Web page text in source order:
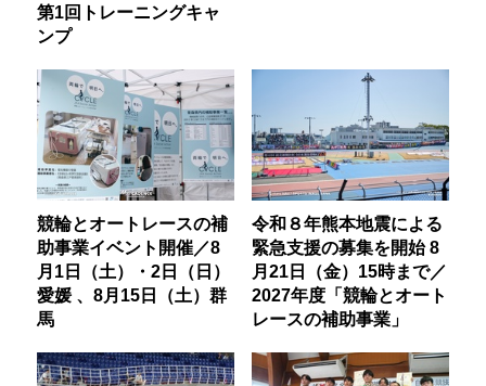
第1回トレーニングキャ
ンプ
競輪とオートレースの補
助事業イベント開催／8
月1日（土）・2日（日）
愛媛 、8月15日（土）群
馬
令和８年熊本地震による
緊急支援の募集を開始 8
月21日（金）15時まで／
2027年度「競輪とオート
レースの補助事業」